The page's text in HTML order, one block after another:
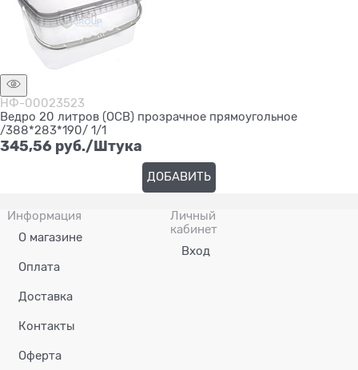
НФ-00023523
Ведро 20 литров (ОСВ) прозрачное прямоугольное
/388*283*190/ 1/1
345,56 руб./Штука
ДОБАВИТЬ
Информация
О магазине
Оплата
Доставка
Контакты
Оферта
Личный
кабинет
Вход